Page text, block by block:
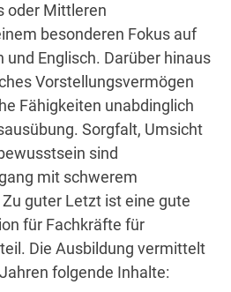
oder Mittleren
besonderen Fokus auf
Englisch. Darüber hinaus
Vorstellungsvermögen
Fähigkeiten unabdinglich
Sorgfalt, Umsicht
sind
mit schwerem
guter Letzt ist eine gute
für Fachkräfte für
Die Ausbildung vermittelt
folgende Inhalte: